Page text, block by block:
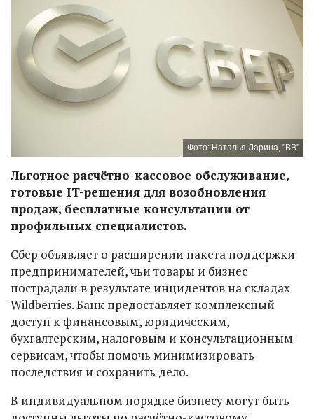
Фото: Наталья Ларина, "ВВ"
Льготное расчётно-кассовое обслуживание,
готовые IT-решения для возобновления
продаж, бесплатные консультации от
профильных специалистов.
Сбер объявляет о расширении пакета поддержки
предпринимателей, чьи товары и бизнес
пострадали в результате инцидентов на складах
Wildberries. Банк предоставляет комплексный
доступ к финансовым, юридическим,
бухгалтерским, налоговым и консультационным
сервисам, чтобы помочь минимизировать
последствия и сохранить дело.
В индивидуальном порядке бизнесу могут быть